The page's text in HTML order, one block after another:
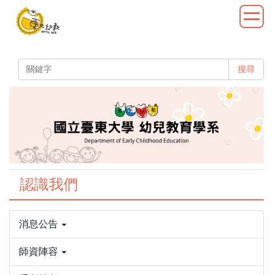
搜尋
認識我們
消息公告
師資陣容